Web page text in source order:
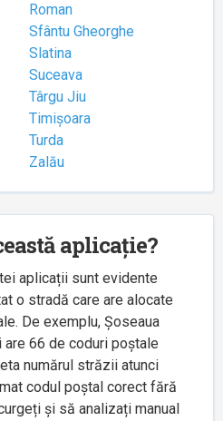
Roman
Sfântu Gheorghe
Slatina
Suceava
Târgu Jiu
Timișoara
Turda
Zalău
aplicație?
aplicații sunt evidente
o stradă care are alocate
De exemplu, Șoseaua
66 de coduri poștale
numărul străzii atunci
codul poștal corect fără
și să analizați manual